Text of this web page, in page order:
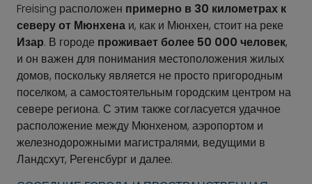
Freising расположен примерно в 30 километрах к
северу от Мюнхена и, как и Мюнхен, стоит на реке
Изар. В городе проживает более 50 000 человек,
и он важен для понимания местоположения жилых
домов, поскольку является не просто пригородным
поселком, а самостоятельным городским центром на
севере региона. С этим также согласуется удачное
расположение между Мюнхеном, аэропортом и
железнодорожными магистралями, ведущими в
Ландсхут, Регенсбург и далее.